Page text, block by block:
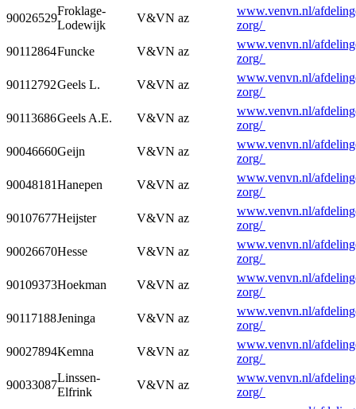
90026529
Froklage-
Lodewijk
V&VN az
www.venvn.nl/
zorg/
90112864Funcke V&VN az
www.venvn.nl/
zorg/
90112792Geels L. V&VN az
www.venvn.nl/
zorg/
90113686Geels A.E. V&VN az
www.venvn.nl/
zorg/
90046660Geijn V&VN az
www.venvn.nl/
zorg/
90048181Hanepen V&VN az
www.venvn.nl/
zorg/
90107677Heijster V&VN az
www.venvn.nl/
zorg/
90026670Hesse V&VN az
www.venvn.nl/
zorg/
90109373Hoekman V&VN az
www.venvn.nl/
zorg/
90117188Jeninga V&VN az
www.venvn.nl/
zorg/
90027894Kemna V&VN az
www.venvn.nl/
zorg/
90033087
Linssen-
Elfrink
V&VN az
www.venvn.nl/
zorg/